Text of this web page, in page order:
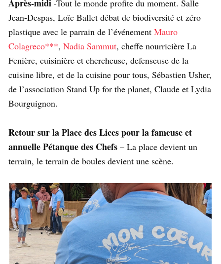
Après-midi -Tout le monde profite du moment. Salle
Jean-Despas, Loïc Ballet débat de biodiversité et zéro
plastique avec le parrain de l’événement Mauro
Colagreco***, Nadia Sammut, cheffe nourricière La
Fenière, cuisinière et chercheuse, defenseuse de la
cuisine libre, et de la cuisine pour tous, Sébastien Usher,
de l’association Stand Up for the planet, Claude et Lydia
Bourguignon.
Retour sur la Place des Lices pour la fameuse et
annuelle Pétanque des Chefs – La place devient un
terrain, le terrain de boules devient une scène.